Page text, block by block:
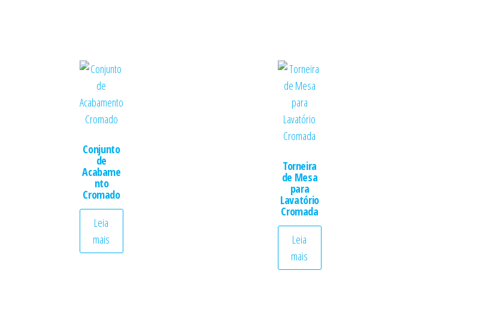
Conjunto
de
Acabame
nto
Cromado
Leia
mais
Torneira
de Mesa
para
Lavatório
Cromada
Leia
mais